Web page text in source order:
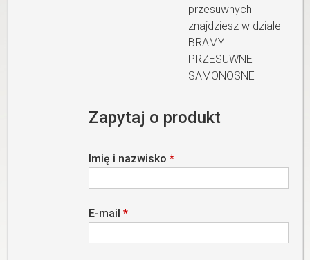
przesuwnych
znajdziesz w dziale
BRAMY
PRZESUWNE I
SAMONOSNE
Zapytaj o produkt
Imię i nazwisko *
E-mail *